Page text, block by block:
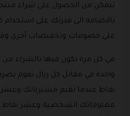
تتمكن من الحصول على شراء
بالاضافة الى قدرتك على
على خصومات وتخفيضات أخرى
في كل مرة تكون فيها بالشراء
واحدة في مقابل كل ريال تقوم
نقاط عندما تقيم مشترياتك
معلوماتك الشخصية وعشر نقاط